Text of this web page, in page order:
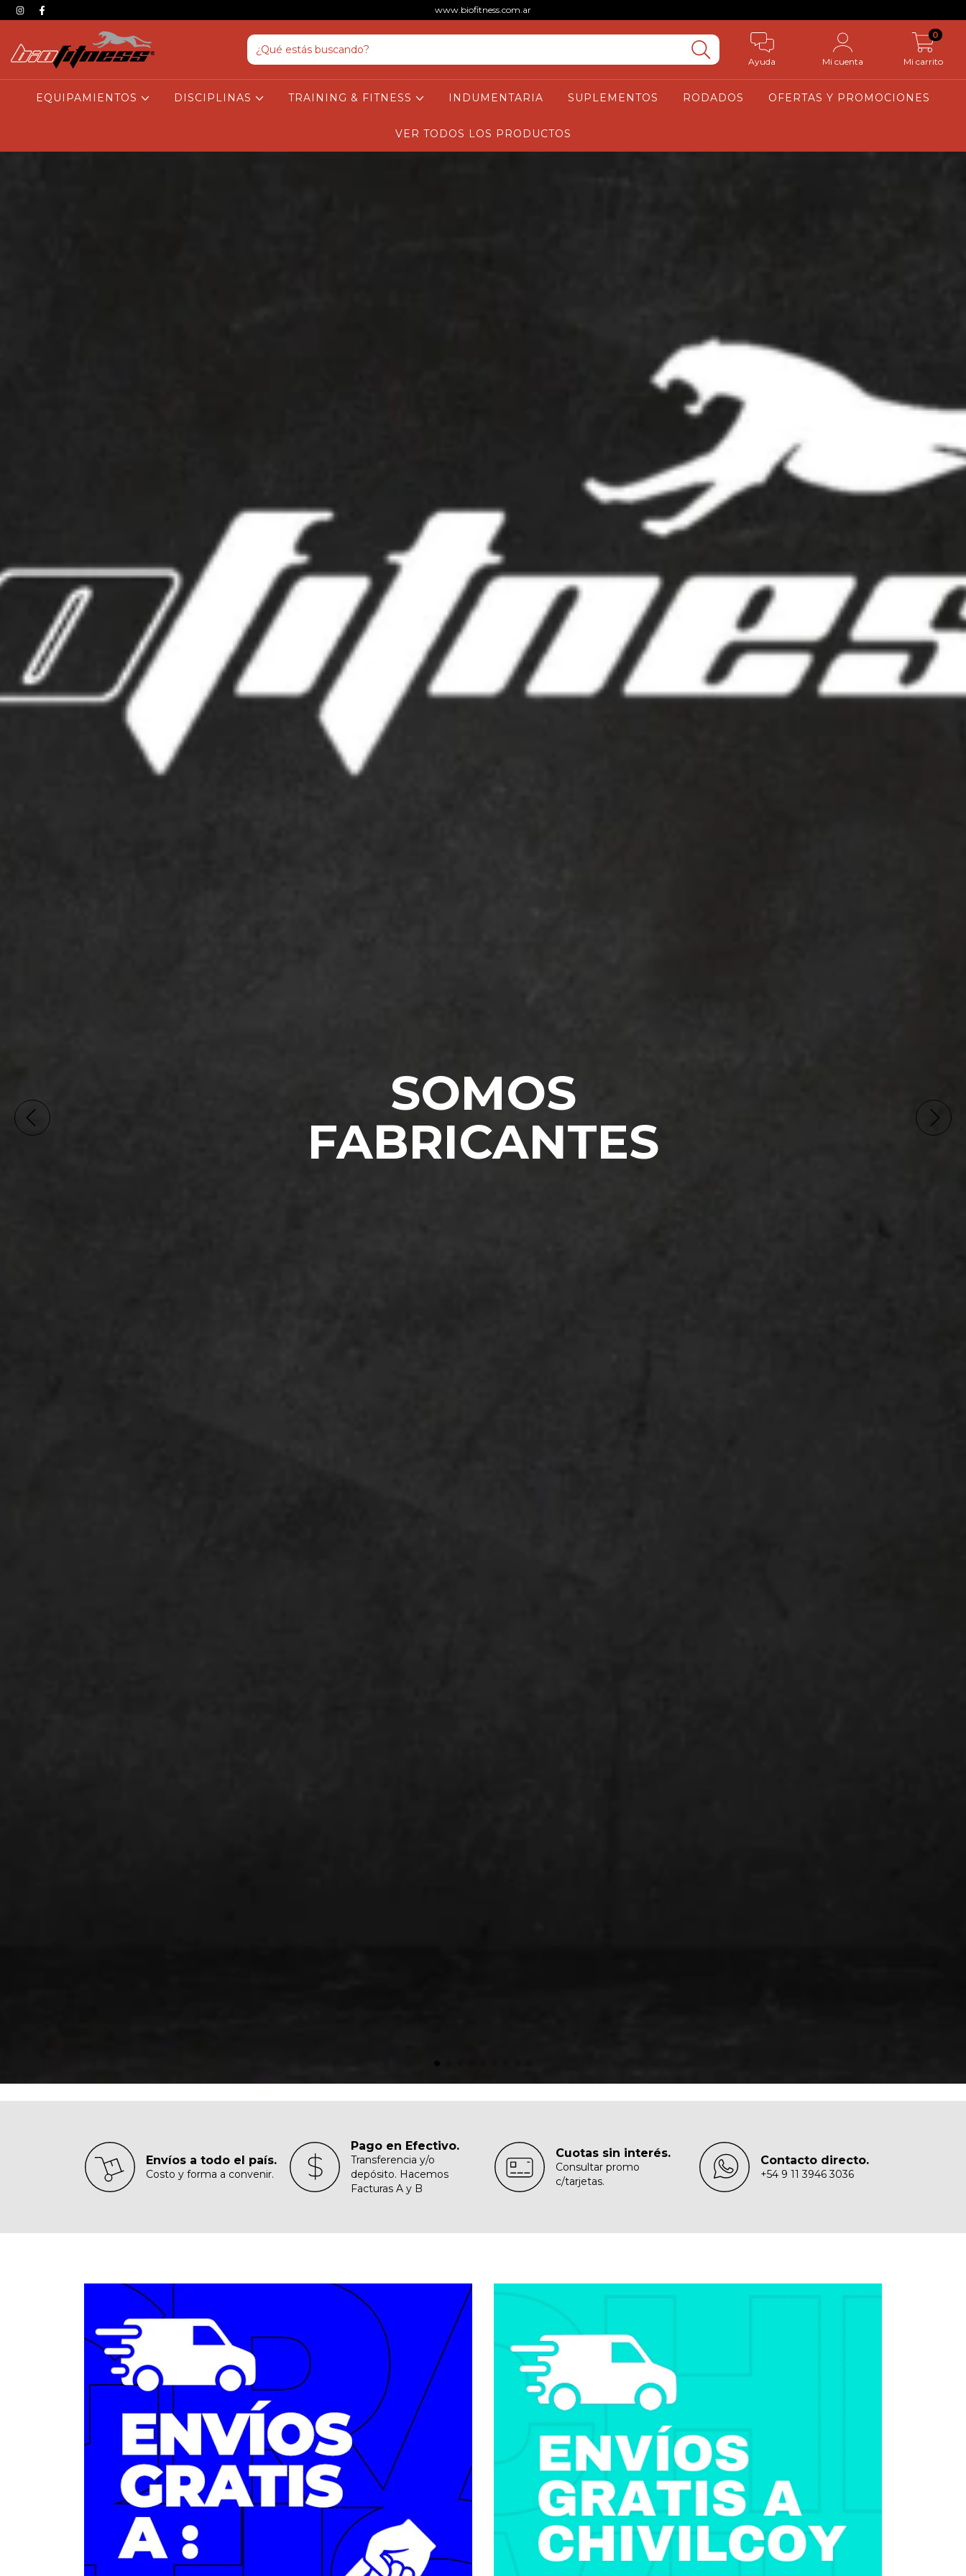
www.biofitness.com.ar
Ayuda Mi cuenta Mi carrito
0
EQUIPAMIENTOS DISCIPLINAS TRAINING & FITNESS INDUMENTARIA SUPLEMENTOS RODADOS OFERTAS Y PROMOCIONES
VER TODOS LOS PRODUCTOS
MORÓN (CENTRO).
¡ENVÍOS GRATIS!
Envíos a todo el país.
Costo y forma a convenir.
Pago en Efectivo.
Transferencia y/o
depósito. Hacemos
Facturas A y B
Cuotas sin interés.
Consultar promo
c/tarjetas.
Contacto directo.
+54 9 11 3946 3036